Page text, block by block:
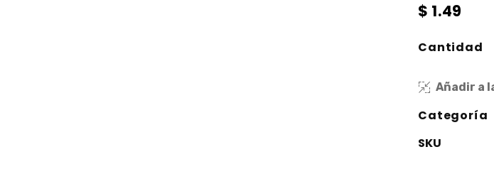
$ 1.49
Cantidad
Añadir a
Categoría
SKU